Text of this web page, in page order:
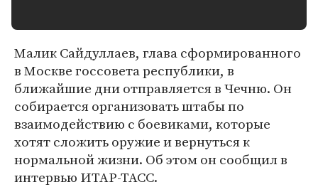
Малик Сайдуллаев, глава сформированного
в Москве госсовета республики, в
ближайшие дни отправляется в Чечню. Он
собирается организовать штабы по
взаимодействию с боевиками, которые
хотят сложить оружие и вернуться к
нормальной жизни. Об этом он сообщил в
интервью ИТАР-ТАСС.